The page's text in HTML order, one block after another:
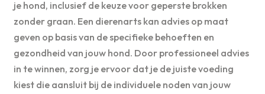
je hond, inclusief de keuze voor geperste brokken
zonder graan. Een dierenarts kan advies op maat
geven op basis van de specifieke behoeften en
gezondheid van jouw hond. Door professioneel advies
in te winnen, zorg je ervoor dat je de juiste voeding
kiest die aansluit bij de individuele noden van jouw